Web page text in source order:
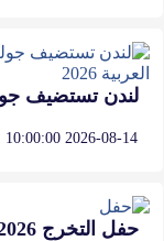
لندن تستضيف جولة
2026-08-14 10:00:00
حفل التخرج 2026 مع الدار دارك